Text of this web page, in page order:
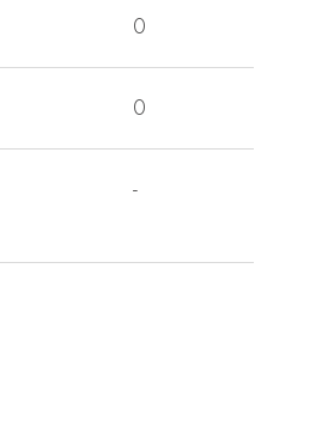
0
0
-